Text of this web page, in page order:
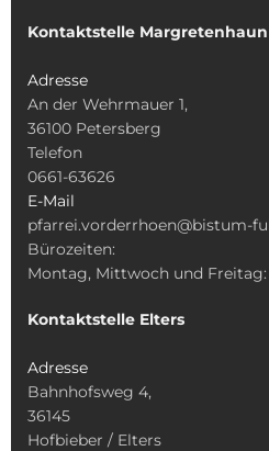
Kontaktstelle Margretenhaun
Adresse
An der Wehrmauer 1,
36100 Petersberg
Telefon
0661-63626
E-Mail
pfarrei.vorderrhoen@bistum-
Bürozeiten:
Montag, Mittwoch und Freitag:
Kontaktstelle Elters
Adresse
Bahnhofsweg 4,
36145
Hofbieber / Elters